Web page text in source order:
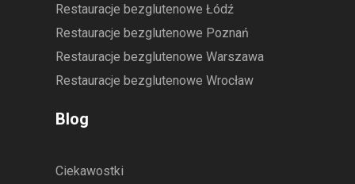
Restauracje bezglutenowe Łódź
Restauracje bezglutenowe Poznań
Restauracje bezglutenowe Warszawa
Restauracje bezglutenowe Wrocław
Blog
Ciekawostki